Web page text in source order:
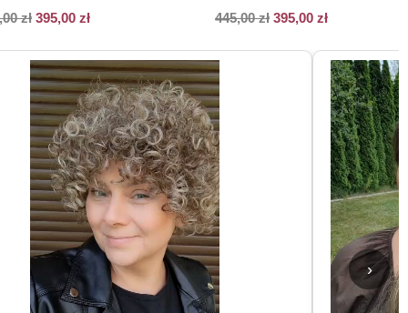
zł 395,00 zł 445,00zł 395,00 zł
›